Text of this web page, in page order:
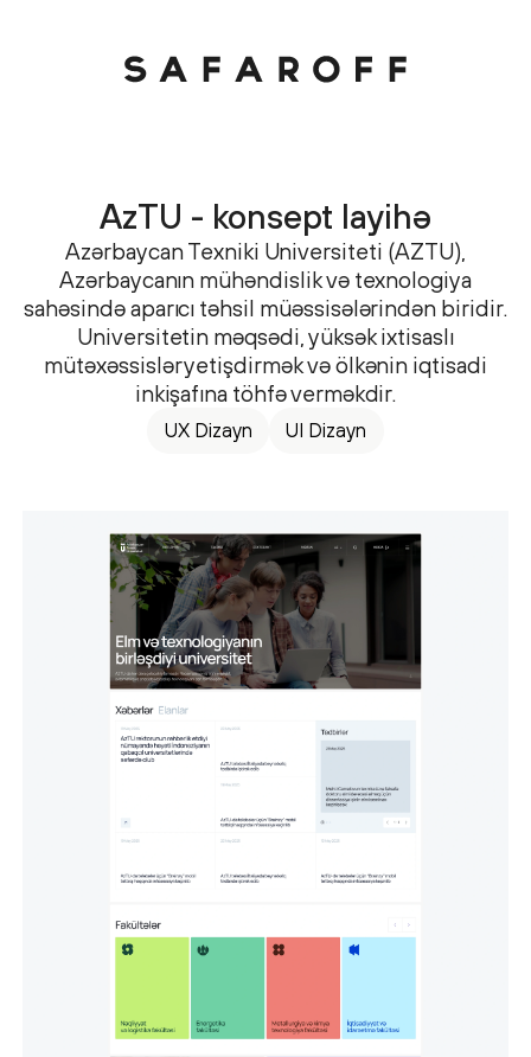
AzTU - konsept layihə
Azərbaycan Texniki Universiteti (AZTU),
Azərbaycanın mühəndislik və texnologiya
sahəsində aparıcı təhsil müəssisələrindən biridir.
Universitetin məqsədi, yüksək ixtisaslı
mütəxəssislər yetişdirmək və ölkənin iqtisadi
inkişafına töhfə verməkdir.
UX Dizayn UI Dizayn